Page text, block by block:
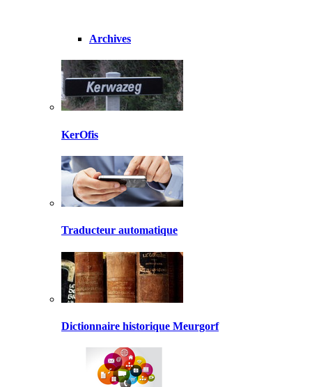
Archives
KerOfis
Traducteur automatique
Dictionnaire historique Meurgorf